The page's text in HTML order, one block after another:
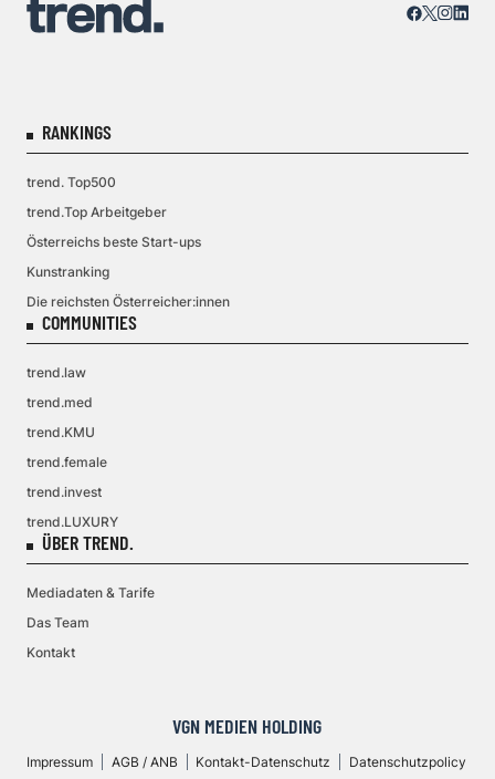
RANKINGS
trend. Top500
trend.Top Arbeitgeber
Österreichs beste Start-ups
Kunstranking
Die reichsten Österreicher:innen
COMMUNITIES
trend.law
trend.med
trend.KMU
trend.female
trend.invest
trend.LUXURY
ÜBER TREND.
Mediadaten & Tarife
Das Team
Kontakt
VGN MEDIEN HOLDING
Impressum AGB / ANB Kontakt-Datenschutz
Datenschutzpolicy